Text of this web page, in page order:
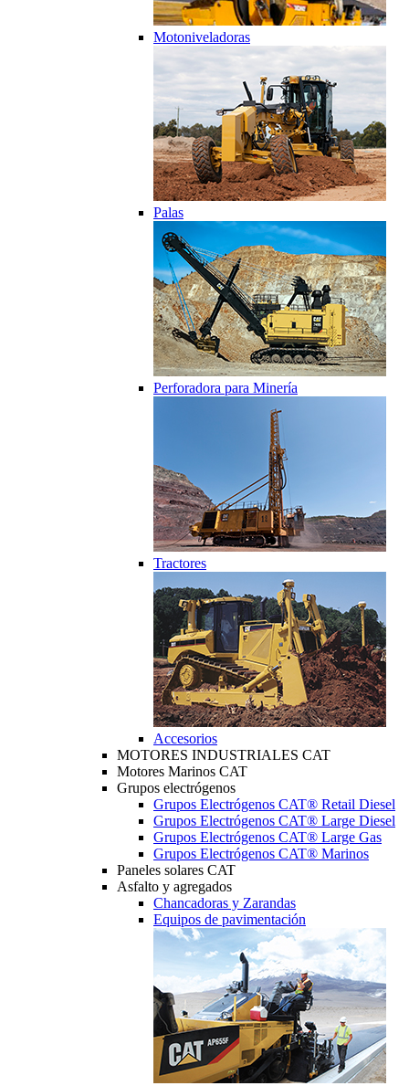
Motoniveladoras
Palas
Perforadora para Minería
Tractores
Accesorios
MOTORES INDUSTRIALES CAT
Motores Marinos CAT
Grupos electrógenos
Grupos Electrógenos CAT® Retail Diesel
Grupos Electrógenos CAT® Large Diesel
Grupos Electrógenos CAT® Large Gas
Grupos Electrógenos CAT® Marinos
Paneles solares CAT
Asfalto y agregados
Chancadoras y Zarandas
Equipos de pavimentación